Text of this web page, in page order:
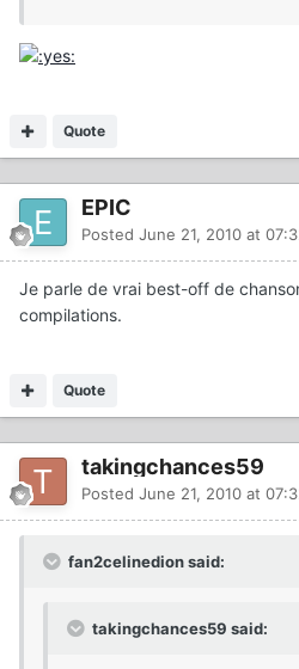
Quote
EPIC
Posted June 21, 2010 at
Je parle de vrai best-off de
compilations.
Quote
takingchances59
Posted June 21, 2010 at
fan2celinedion said:
takingchances59 said: